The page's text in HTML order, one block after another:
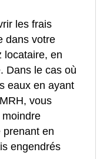
les frais
dans votre
locataire, en
Dans le cas où
eaux en ayant
vous
moindre
prenant en
engendrés